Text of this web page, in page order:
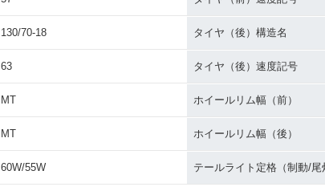
130/70-18 タイヤ（後）構造名
63 タイヤ（後）速度記号
MT ホイールリム幅（前）
MT ホイールリム幅（後）
60W/55W テールライト定格（制動/尾